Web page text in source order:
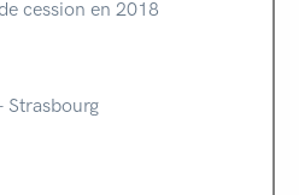
cession en 2018
Strasbourg